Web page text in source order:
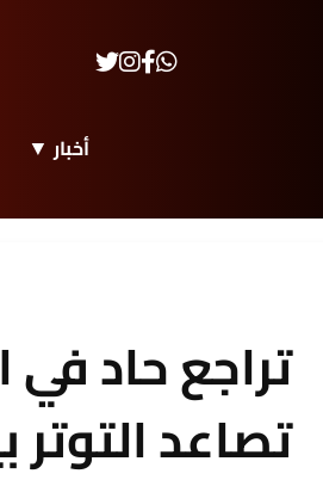
أخبار
تراجع حاد
تصاعد التوتر